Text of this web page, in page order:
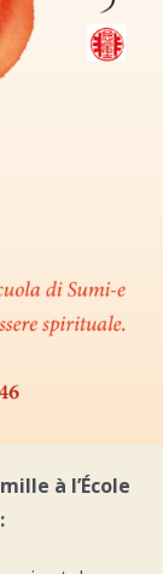
à l’École